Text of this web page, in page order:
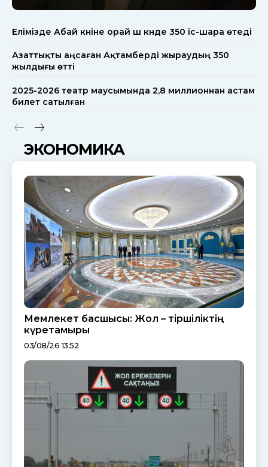
Елімізде Абай күніне орай үш күнде 350 іс-шара өтеді
Азаттықты аңсаған Ақтамберді жыраудың 350
жылдығы өтті
2025-2026 театр маусымында 2,8 миллионнан астам
билет сатылған
ЭКОНОМИКА
Мемлекет басшысы: Жол – тіршіліктің
күретамыры
03/08/26 13:52